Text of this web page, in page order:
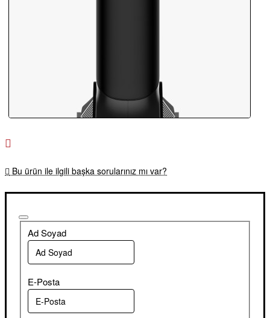
Bu ürün ile ilgili başka sorularınız mı var?
Ad Soyad
E-Posta